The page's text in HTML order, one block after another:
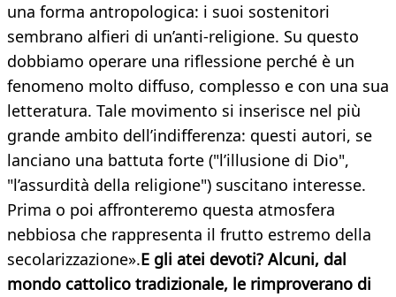
una forma antropologica: i suoi sostenitori
sembrano alfieri di un’anti-religione. Su questo
dobbiamo operare una riflessione perché è un
fenomeno molto diffuso, complesso e con una sua
letteratura. Tale movimento si inserisce nel più
grande ambito dell’indifferenza: questi autori, se
lanciano una battuta forte ("l’illusione di Dio",
"l’assurdità della religione") suscitano interesse.
Prima o poi affronteremo questa atmosfera
nebbiosa che rappresenta il frutto estremo della
secolarizzazione».E gli atei devoti? Alcuni, dal
mondo cattolico tradizionale, le rimproverano di